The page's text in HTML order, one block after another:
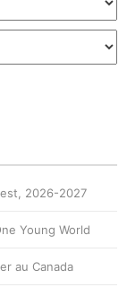
2026-2027
Young World
au Canada